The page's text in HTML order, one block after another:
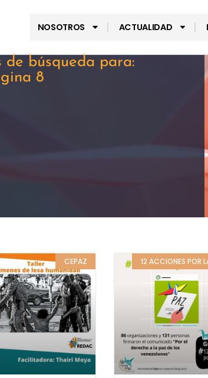
NOSOTROS ACTUALIDAD
de búsqueda para:
8
CEPAZ 12 ACCIONES POR